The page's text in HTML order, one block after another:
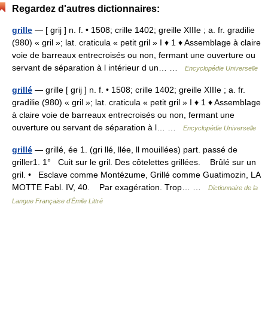
Regardez d'autres dictionnaires:
grille — [ grij ] n. f. • 1508; crille 1402; greille XIIIe ; a. fr. gradilie
(980) « gril »; lat. craticula « petit gril » I ♦ 1 ♦ Assemblage à claire
voie de barreaux entrecroisés ou non, fermant une ouverture ou
servant de séparation à l intérieur d un… …
Encyclopédie Universelle
grillé — grille [ grij ] n. f. • 1508; crille 1402; greille XIIIe ; a. fr.
gradilie (980) « gril »; lat. craticula « petit gril » I ♦ 1 ♦ Assemblage
à claire voie de barreaux entrecroisés ou non, fermant une
ouverture ou servant de séparation à l… …
Encyclopédie Universelle
grillé — grillé, ée 1. (gri llé, llée, ll mouillées) part. passé de
griller1. 1° Cuit sur le gril. Des côtelettes grillées. Brûlé sur un
gril. • Esclave comme Montézume, Grillé comme Guatimozin, LA
MOTTE Fabl. IV, 40. Par exagération. Trop… …
Dictionnaire de la
Langue Française d'Émile Littré